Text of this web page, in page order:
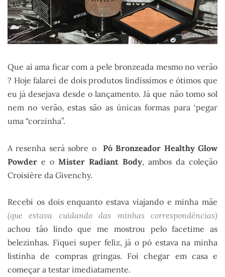
Que aí ama ficar com a pele bronzeada mesmo no verão
? Hoje falarei de dois produtos lindíssimos e ótimos que
eu já desejava desde o lançamento. Já que não tomo sol
nem no verão, estas são as únicas formas para ‘pegar
uma “corzinha”.
A resenha será sobre o Pó Bronzeador Healthy Glow
Powder e o Mister Radiant Body, ambos da coleção
Croisière da Givenchy.
Recebi os dois enquanto estava viajando e minha mãe
(que estava cuidando das minhas correspondências)
achou tão lindo que me mostrou pelo facetime as
belezinhas. Fiquei super feliz, já o pó estava na minha
listinha de compras gringas. Foi chegar em casa e
começar a testar imediatamente.